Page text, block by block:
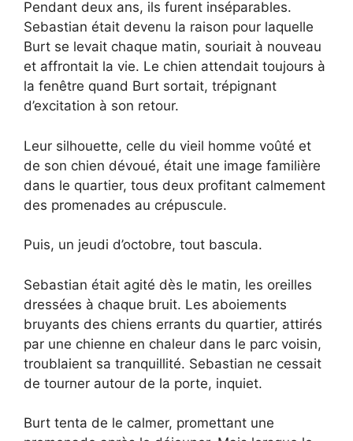
Pendant deux ans, ils furent inséparables.
Sebastian était devenu la raison pour laquelle
Burt se levait chaque matin, souriait à nouveau
et affrontait la vie. Le chien attendait toujours à
la fenêtre quand Burt sortait, trépignant
d’excitation à son retour.
Leur silhouette, celle du vieil homme voûté et
de son chien dévoué, était une image familière
dans le quartier, tous deux profitant calmement
des promenades au crépuscule.
Puis, un jeudi d’octobre, tout bascula.
Sebastian était agité dès le matin, les oreilles
dressées à chaque bruit. Les aboiements
bruyants des chiens errants du quartier, attirés
par une chienne en chaleur dans le parc voisin,
troublaient sa tranquillité. Sebastian ne cessait
de tourner autour de la porte, inquiet.
Burt tenta de le calmer, promettant une